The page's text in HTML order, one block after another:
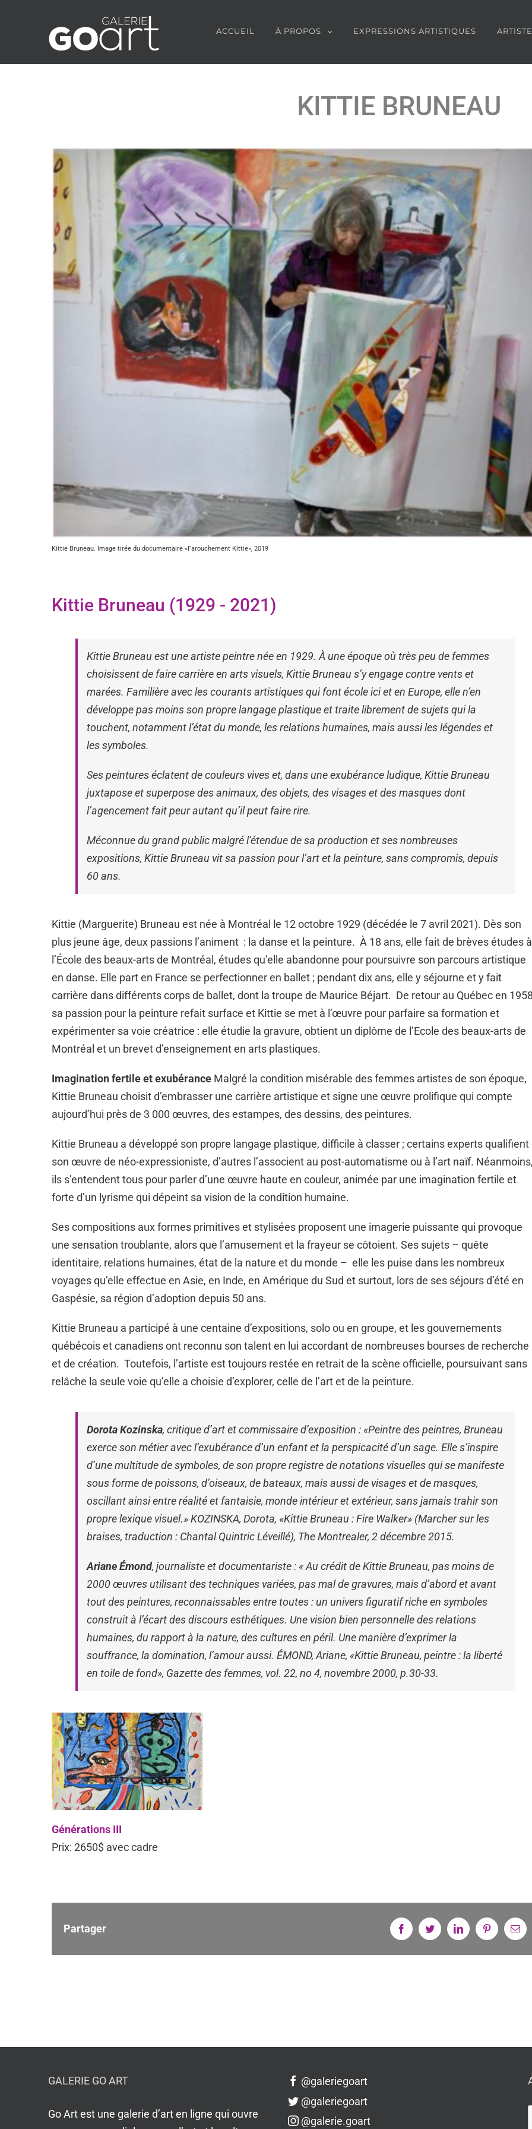
ACCUEIL À PROPOS EXPRESSIONS ARTISTIQUES
KITTIE BRUNEAU
Agrandir
l&apos;image
Kittie Bruneau. Image tirée du documentaire «Farouchement Kittie», 2019
Kittie Bruneau (1929 - 2021)
Kittie Bruneau est une artiste peintre née en 1929. À une époque où très peu de femmes
choisissent de faire carrière en arts visuels, Kittie Bruneau s’y engage contre vents et
marées. Familière avec les courants artistiques qui font école ici et en Europe, elle n’en
développe pas moins son propre langage plastique et traite librement de sujets qui la
touchent, notamment l’état du monde, les relations humaines, mais aussi les légendes et
les symboles.
Ses peintures éclatent de couleurs vives et, dans une exubérance ludique, Kittie Bruneau
juxtapose et superpose des animaux, des objets, des visages et des masques dont
l’agencement fait peur autant qu’il peut faire rire.
Méconnue du grand public malgré l’étendue de sa production et ses nombreuses
expositions, Kittie Bruneau vit sa passion pour l’art et la peinture, sans compromis, depuis
60 ans.
Kittie (Marguerite) Bruneau est née à Montréal le 12 octobre 1929 (décédée le 7 avril 2021). Dès son
plus jeune âge, deux passions l’animent : la danse et la peinture. À 18 ans, elle fait de brèves études à
l’École des beaux-arts de Montréal, études qu’elle abandonne pour poursuivre son parcours artistique
en danse. Elle part en France se perfectionner en ballet ; pendant dix ans, elle y séjourne et y fait
carrière dans différents corps de ballet, dont la troupe de Maurice Béjart. De retour au Québec en
sa passion pour la peinture refait surface et Kittie se met à l’œuvre pour parfaire sa formation et
expérimenter sa voie créatrice : elle étudie la gravure, obtient un diplôme de l’Ecole des beaux-arts de
Montréal et un brevet d’enseignement en arts plastiques.
Imagination fertile et exubérance Malgré la condition misérable des femmes artistes de son époque,
Kittie Bruneau choisit d’embrasser une carrière artistique et signe une œuvre prolifique qui compte
aujourd’hui près de 3 000 œuvres, des estampes, des dessins, des peintures.
Kittie Bruneau a développé son propre langage plastique, difficile à classer ; certains experts qualifient
son œuvre de néo-expressioniste, d’autres l’associent au post-automatisme ou à l’art naïf. Néanmoins,
ils s’entendent tous pour parler d’une œuvre haute en couleur, animée par une imagination fertile et
forte d’un lyrisme qui dépeint sa vision de la condition humaine.
Ses compositions aux formes primitives et stylisées proposent une imagerie puissante qui provoque
une sensation troublante, alors que l’amusement et la frayeur se côtoient. Ses sujets – quête
identitaire, relations humaines, état de la nature et du monde – elle les puise dans les nombreux
voyages qu’elle effectue en Asie, en Inde, en Amérique du Sud et surtout, lors de ses séjours d’été en
Gaspésie, sa région d’adoption depuis 50 ans.
Kittie Bruneau a participé à une centaine d’expositions, solo ou en groupe, et les gouvernements
québécois et canadiens ont reconnu son talent en lui accordant de nombreuses bourses de recherche
et de création. Toutefois, l’artiste est toujours restée en retrait de la scène officielle, poursuivant sans
relâche la seule voie qu’elle a choisie d’explorer, celle de l’art et de la peinture.
Dorota Kozinska, critique d’art et commissaire d’exposition : «Peintre des peintres, Bruneau
exerce son métier avec l’exubérance d’un enfant et la perspicacité d’un sage. Elle s’inspire
d’une multitude de symboles, de son propre registre de notations visuelles qui se manifeste
sous forme de poissons, d’oiseaux, de bateaux, mais aussi de visages et de masques,
oscillant ainsi entre réalité et fantaisie, monde intérieur et extérieur, sans jamais trahir son
propre lexique visuel.» KOZINSKA, Dorota, «Kittie Bruneau : Fire Walker» (Marcher sur les
braises, traduction : Chantal Quintric Léveillé), The Montrealer, 2 décembre 2015.
Ariane Émond, journaliste et documentariste : «Au crédit de Kittie Bruneau, pas moins de
2000 œuvres utilisant des techniques variées, pas mal de gravures, mais d’abord et avant
tout des peintures, reconnaissables entre toutes : un univers figuratif riche en symboles
construit à l’écart des discours esthétiques. Une vision bien personnelle des relations
humaines, du rapport à la nature, des cultures en péril. Une manière d’exprimer la
souffrance, la domination, l’amour aussi. ÉMOND, Ariane, «Kittie Bruneau, peintre : la liberté
en toile de fond», Gazette des femmes, vol. 22, no 4, novembre 2000, p.30-33.
Générations III
Prix: 2650$ avec cadre
Partager FacebookTwitterLinkedin Pinterest
GALERIE GO ART
Go Art est une galerie d’art en ligne qui ouvre
@galeriegoart
@galeriegoart
@galerie.goart